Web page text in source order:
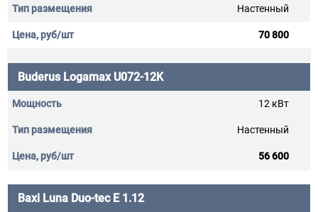
Настенный
70 800
Buderus Logamax U072-12K
12 кВт
Настенный
56 600
Baxi Luna Duo-tec E 1.12